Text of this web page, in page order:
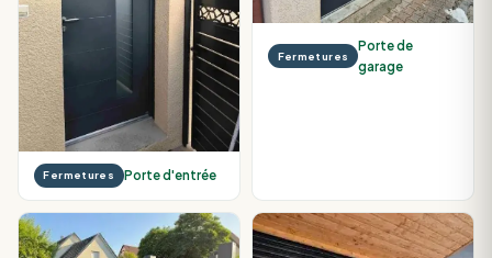
Fermetures Porte d'entrée
Fermetures
Porte de
garage